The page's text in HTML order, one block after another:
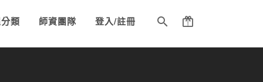
類 師資團隊 登入/註冊